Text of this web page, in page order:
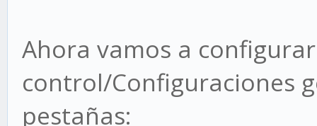
Ahora vamos a
control/Configuraciones
pestañas: